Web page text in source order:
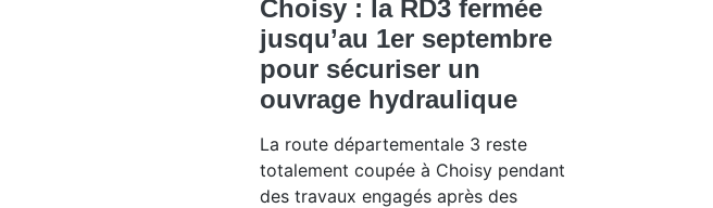
Choisy : la RD3 fermée
jusqu’au 1er septembre
pour sécuriser un
ouvrage hydraulique
La route départementale 3 reste
totalement coupée à Choisy pendant
des travaux engagés après des